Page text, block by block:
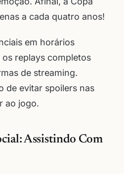
a cada quatro anos!
em horários
replays completos
de streaming.
de evitar spoilers nas
ao jogo.
Assistindo Com